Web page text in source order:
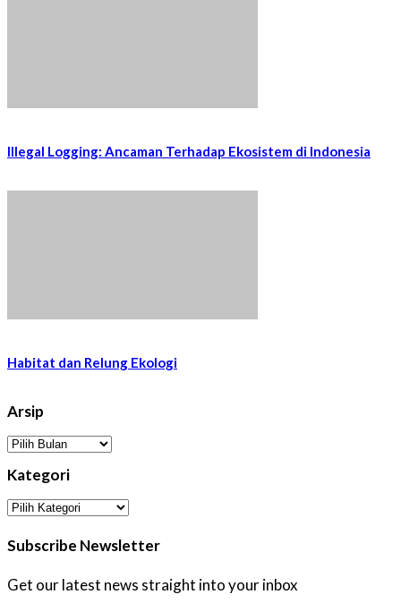
Illegal Logging: Ancaman Terhadap Ekosistem di Indonesia
Habitat dan Relung Ekologi
Arsip
Arsip
Kategori
Kategori
Subscribe Newsletter
Get our latest news straight into your inbox